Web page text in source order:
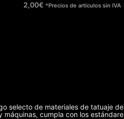
2,00€ *Precios de artículos sin IVA
selecto de materiales de tatuaje
cumpla con los